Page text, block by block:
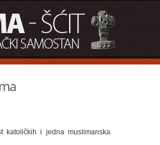
katoličkih i jedna muslimanska